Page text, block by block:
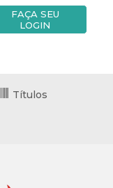
FAÇA SEU
LOGIN
Títulos